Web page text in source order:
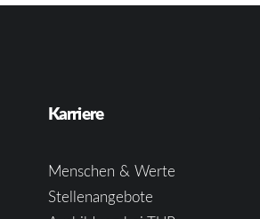
Karriere
Menschen & Werte
Stellenangebote